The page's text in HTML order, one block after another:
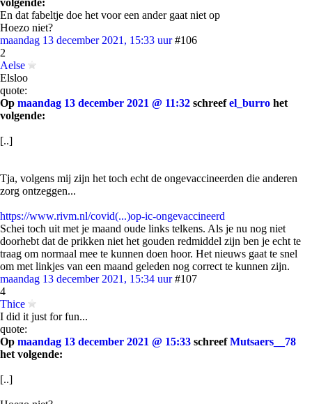
volgende:
En dat fabeltje doe het voor een ander gaat niet op
Hoezo niet?
maandag 13 december 2021, 15:33 uur #106
2
Aelse
Elsloo
quote:
Op maandag 13 december 2021 @ 11:32 schreefel_burro het
volgende:
[..]
Tja, volgens mij zijn het toch echt de ongevaccineerden die anderen
zorg ontzeggen...
https://www.rivm.nl/covid(...)op-ic-ongevaccineerd
Schei toch uit met je maand oude links telkens. Als je nu nog niet
doorhebt dat de prikken niet het gouden redmiddel zijn ben je echt te
traag om normaal mee te kunnen doen hoor. Het nieuws gaat te snel
om met linkjes van een maand geleden nog correct te kunnen zijn.
maandag 13 december 2021, 15:34 uur #107
4
Thice
I did it just for fun...
quote:
Op maandag 13 december 2021 @ 15:33 schreefMutsaers__78
het volgende:
[..]